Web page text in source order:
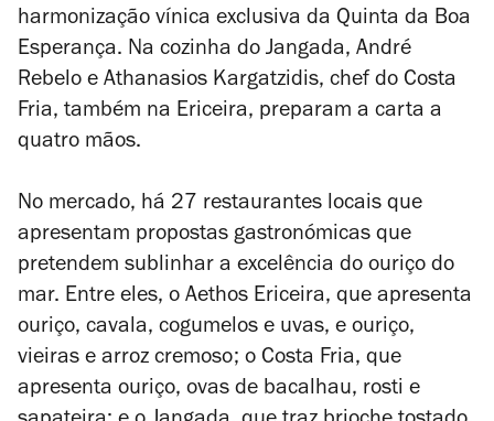
harmonização vínica exclusiva da Quinta da Boa
Esperança. Na cozinha do Jangada, André
Rebelo e Athanasios Kargatzidis, chef do Costa
Fria, também na Ericeira, preparam a carta a
quatro mãos.
No mercado, há 27 restaurantes locais que
apresentam propostas gastronómicas que
pretendem sublinhar a excelência do ouriço do
mar. Entre eles, o Aethos Ericeira, que apresenta
ouriço, cavala, cogumelos e uvas, e ouriço,
vieiras e arroz cremoso; o Costa Fria, que
apresenta ouriço, ovas de bacalhau, rosti e